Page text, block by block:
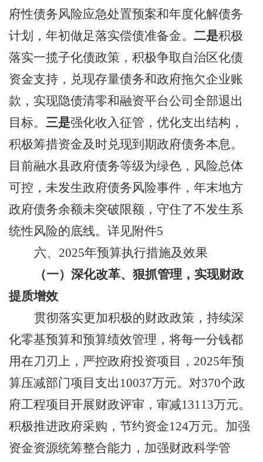
府性债务风险应急处置预案和年度化解债务
计划， 年初做足落实偿债准备金。 二是积极
落实一揽子化债政策，积极争取自治区化债
资金支持，兑现存量债务和政府拖欠企业账
款，实现隐债清零和融资平台公司全部退出
目标。 三是强化收入征管， 优化支出结构，
积极筹措资金及时兑现到期政府债务本息。
目前融水县政府债务等级为绿色， 风险总体
可控，未发生政府债务风险事件，年末地方
政府债务余额未突破限额， 守住了不发生系
统性风险的底线。 详见附件5
六、 2025年预算执行措施及效果
（一）深化改革、狠抓管理，实现财政
提质增效
贯彻落实更加积极的财政政策，持续深
化零基预算和预算绩效管理 ，将每一分钱都
用在刀刃上，严控政府投资项目， 2025年预
算压减部门项目支出 10037万元。对370个政
府工程项目开展财政评审， 审减13113万元。
积极推进政府采购 ， 节约资金124万元。 加强
资金资源统筹整合能力，加强财政科学管